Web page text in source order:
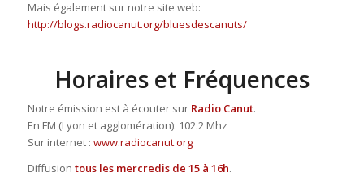
Mais également sur notre site web:
http://blogs.radiocanut.org/bluesdescanuts/
Horaires et Fréquences
Notre émission est à écouter sur Radio Canut.
En FM (Lyon et agglomération): 102.2 Mhz
Sur internet : www.radiocanut.org
Diffusion tous les mercredis de 15 à 16h.